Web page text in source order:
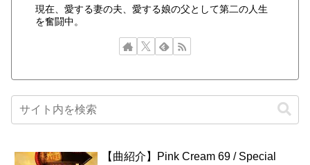
現在、愛する妻の夫、愛する娘の父として第二の人生
を奮闘中。
【曲紹介】Pink Cream 69 / Special